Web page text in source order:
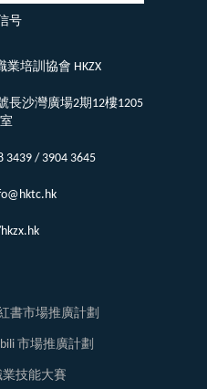
号
培訓協會 HKZX
長沙灣廣場2期12樓1205
3439 / 3904 3645
書市場推廣計劃
市場推廣計劃
技能大賽